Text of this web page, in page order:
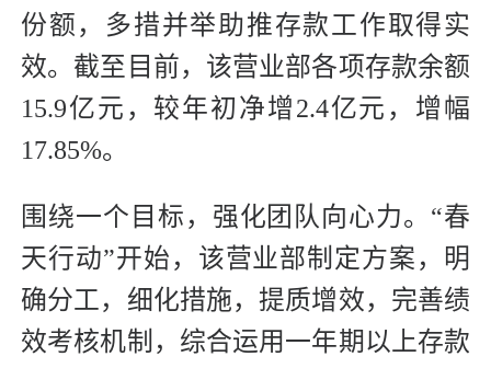
份额，多措并举助推存款工作取得实
效。截至目前，该营业部各项存款余额
15.9亿元，较年初净增2.4亿元，增幅
17.85%。
围绕一个目标，强化团队向心力。“春
天行动”开始，该营业部制定方案，明
确分工，细化措施，提质增效，完善绩
效考核机制，综合运用一年期以上存款